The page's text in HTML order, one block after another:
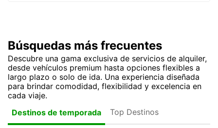
Búsquedas más frecuentes
Descubre una gama exclusiva de servicios de alquiler,
desde vehículos premium hasta opciones flexibles a
largo plazo o solo de ida. Una experiencia diseñada
para brindar comodidad, flexibilidad y excelencia en
cada viaje.
Destinos de temporada
Top Destinos